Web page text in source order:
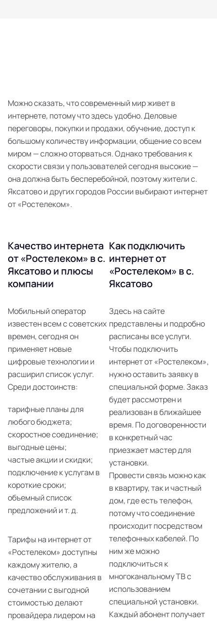
Можно сказать, что современный мир живет в
интернете, потому что здесь удобно. Деловые
переговоры, покупки и продажи, обучение, доступ к
большому количеству информации, общение со всем
миром — сложно оторваться. Однако требования к
скорости связи у пользователей сегодня высокие —
она должна быть бесперебойной, поэтому жители с.
Яксатово и других городов России выбирают интернет
от «Ростелеком».
Качество интернета
от «Ростелеком» в с.
Яксатово и плюсы
компании
Мобильный оператор
известен всем с советских
времен, сегодня он
применяет новые
цифровые технологии и
расширил список услуг.
Среди достоинств:
тарифные планы для
любого бюджета;
скоростное соединение;
выгодные цены;
частые акции и скидки;
подключение к услугам в
короткие сроки;
объемный список
предложений и т. д.
Тарифы на интернет от
«Ростелеком» доступны
каждому жителю, а
качество обслуживания в
сочетании с выгодной
стоимостью делают
провайдера лидером на
Как подключить
интернет от
«Ростелеком» в с.
Яксатово
Здесь на сайте
представлены и подробно
расписаны все услуги.
Чтобы подключить
интернет от «Ростелеком»,
нужно оставить заявку в
специальной форме. Заказ
будет рассмотрен и
реализован в ближайшее
время. По договоренности
в конкретный час
приезжает мастер для
установки.
Провести связь можно как
в квартиру, так и частный
дом, где есть телефон,
потому что соединение
происходит посредством
телефонных кабелей. По
ним же можно
подключиться к
многоканальному ТВ с
использованием
специальной установки.
Каждый абонент получает